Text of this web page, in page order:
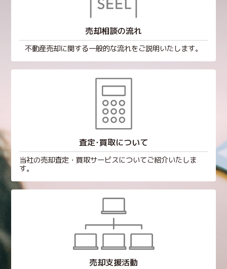
売却相談の流れ
不動産売却に関する一般的な流れをご説明いたします。
査定･買取について
当社の売却査定・買取サービスについてご紹介いたしま
す。
売却支援活動